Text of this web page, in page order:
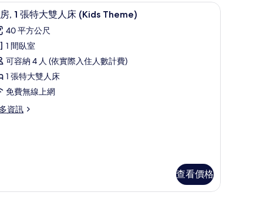
簾 迷你吧、書桌、筆電工作空間、遮光布/窗簾
11, 1 張特大雙人床 (Kids Theme)
40 平方公尺
1 間臥室
可容納 4 人 (依實際入住人數計費)
1 張特大雙人床
免費無線上網
資訊
查看價格
簾